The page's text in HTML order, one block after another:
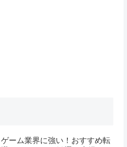
ゲーム業界に強い！おすすめ転